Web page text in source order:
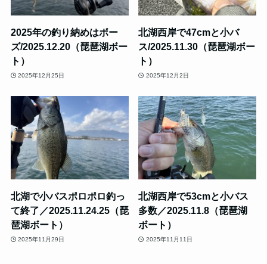
2025年の釣り納めはボー
ズ/2025.12.20（琵琶湖ボー
ト）
2025年12月25日
北湖西岸で47cmと小バ
ス/2025.11.30（琵琶湖ボー
ト）
2025年12月2日
北湖で小バスポロポロ釣っ
て終了／2025.11.24.25（琵
琶湖ボート）
2025年11月29日
北湖西岸で53cmと小バス
多数／2025.11.8（琵琶湖
ボート）
2025年11月11日